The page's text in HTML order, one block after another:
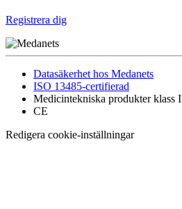
Registrera dig
Datasäkerhet hos Medanets
ISO 13485-certifierad
Medicintekniska produkter klass I
CE
Redigera cookie-inställningar